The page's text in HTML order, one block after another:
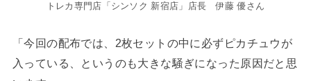
トレカ専門店「シンソク 新宿店」店長 伊藤 優さん
「今回の配布では、2枚セットの中に必ずピカチュウが
入っている、というのも大きな騒ぎになった原因だと思